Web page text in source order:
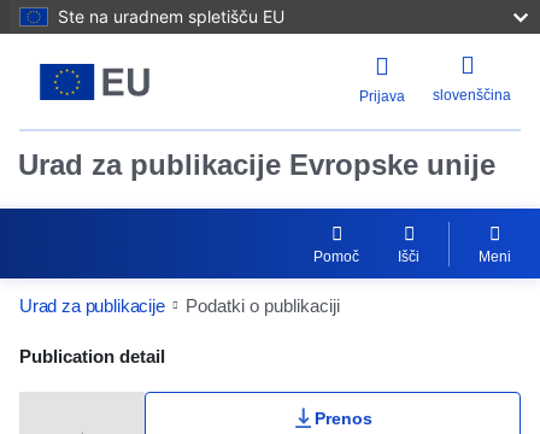
Ste na uradnem spletišču EU
Prijava slovenščina
Urad za publikacije Evropske unije
Pomoč Išči Meni
Urad za publikacije Podatki o publikaciji
Publication Detail Actions Portlet
Publication detail
Prenos